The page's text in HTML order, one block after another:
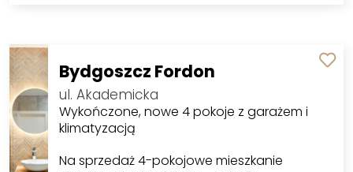
Bydgoszcz Fordon
ul. Akademicka
Wykończone, nowe 4 pokoje z garażem i
klimatyzacją
Na sprzedaż 4-pokojowe mieszkanie